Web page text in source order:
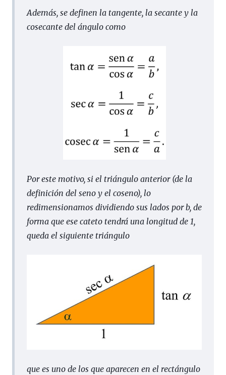
Además, se definen la tangente, la secante y la
cosecante del ángulo como
Por este motivo, si el triángulo anterior (de la
definición del seno y el coseno), lo
redimensionamos dividiendo sus lados porb, de
forma que ese cateto tendrá una longitud de 1,
queda el siguiente triángulo
que es uno de los que aparecen en el rectángulo